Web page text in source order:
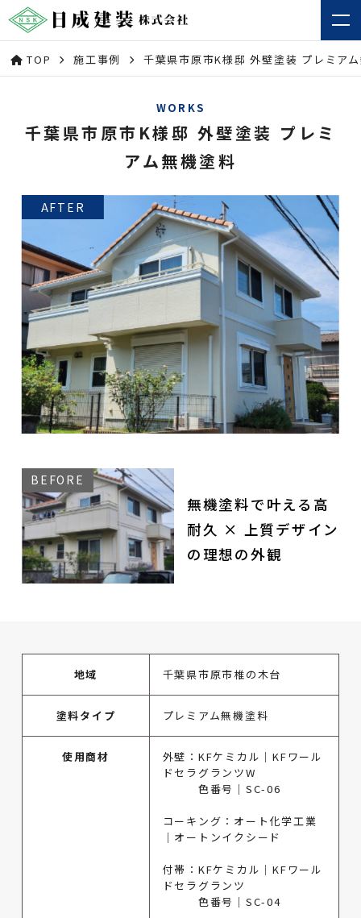
TOP 施工事例 千葉県市原市K様邸 外壁塗装 プレミア
WORKS
千葉県市原市K様邸 外壁塗装 プレミ
アム無機塗料
無機塗料で叶える高
耐久 × 上質デザイン
の理想の外観
地域 千葉県市原市椎の木台
塗料タイプ プレミアム無機塗料
使用商材
外壁：KFケミカル｜KFワール
ドセラグランツW
色番号｜SC-06
コーキング：オート化学工業
｜オートンイクシード
付帯：KFケミカル｜KFワール
ドセラグランツ
色番号｜SC-04